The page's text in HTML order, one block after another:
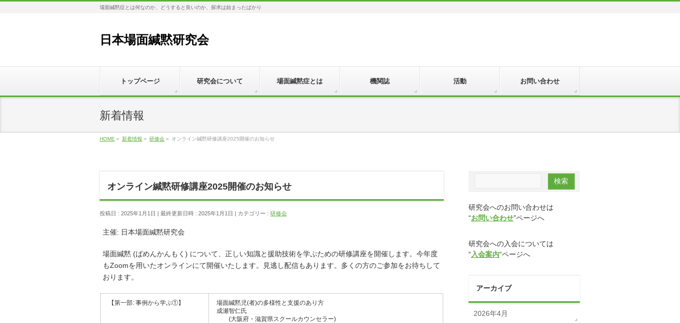
場面緘黙症とは何なのか、どうすると良いのか、探求は始まったばかり
日本場面緘黙研究会
トップページ 研究会について 場面緘黙症とは 機関誌 活動 お問い合わせ
新着情報
HOME » 新着情報 » 研修会 » オンライン緘黙研修講座2025開催のお知らせ
オンライン緘黙研修講座2025開催のお知らせ
投稿日 : 2025年1月1日 最終更新日時 : 2025年1月1日 カテゴリー : 研修会
主催: 日本場面緘黙研究会
場面緘黙 (ばめんかんもく) について、正しい知識と援助技術を学ぶための研修講座を開催します。今年度
もZoomを用いたオンラインにて開催いたします。見逃し配信もあります。多くの方のご参加をお待ちして
おります。
【第一部: 事例から学ぶ①】
場面緘黙児(者)の多様性と支援のあり方
成瀬智仁氏
(大阪府・滋賀県スクールカウンセラー)
研究会へのお問い合わせは
“お問い合わせ”ページへ
研究会への入会については
“ 入会案内“ページへ
アーカイブ
2026年4月